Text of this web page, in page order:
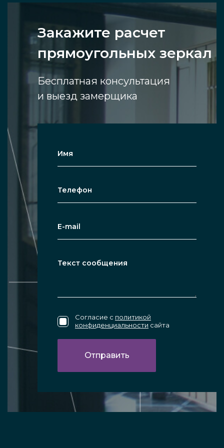
Закажите расчет
прямоугольных зеркал
Бесплатная консультация
и выезд замерщика
Согласие с политикой
конфиденциальности сайта